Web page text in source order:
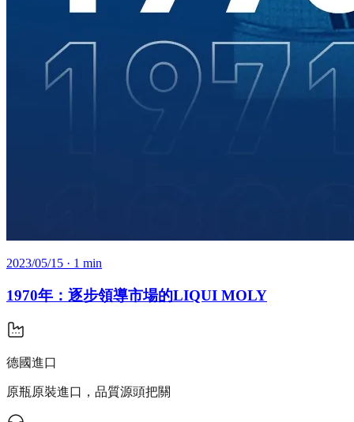
2023/05/15 · 1 min
1970年：逐步領導市場的LIQUI MOLY
德國進口
原瓶原裝進口，品質源頭把關